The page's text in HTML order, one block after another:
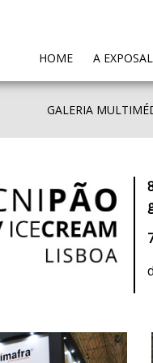
HOME(CURRENT)
A
GALERIA